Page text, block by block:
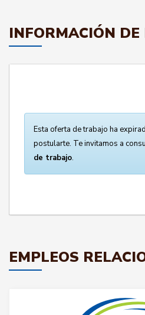
INFORMACIÓN
Esta oferta de trabajo ha
postularte. Te invitamos a
de trabajo.
EMPLEOS